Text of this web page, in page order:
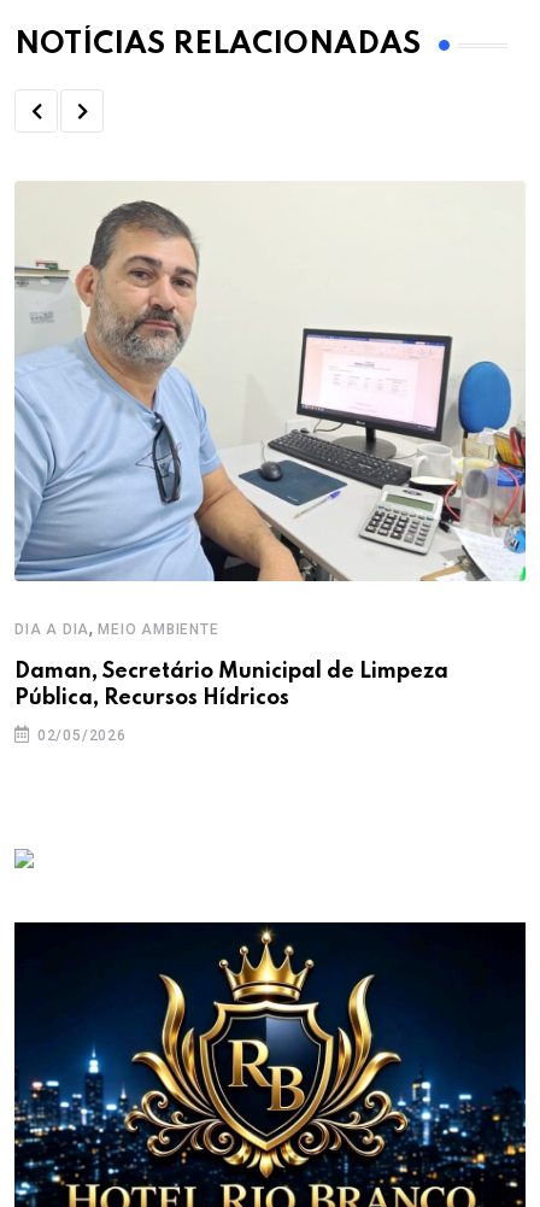
NOTÍCIAS RELACIONADAS
DIA A DIA,MEIO AMBIENTE
Daman, Secretário Municipal de Limpeza
Pública, Recursos Hídricos
02/05/2026